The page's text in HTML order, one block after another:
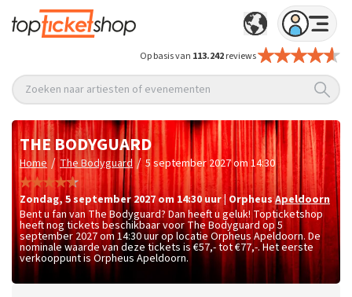
Op basis van 113.242reviews
Zoeken naar artiesten of evenementen
THE BODYGUARD
Home / The Bodyguard / 5 september 2027 om 14:30
zondag,5 september 2027 om 14:30 uur| OrpheusApeldoorn
Bent u fan van The Bodyguard? Dan heeft u geluk! Topticketshop
heeft nog tickets beschikbaar voor The Bodyguard op 5
september 2027 om 14:30 uur op locatie Orpheus Apeldoorn. De
nominale waarde van deze tickets is€57,- tot €77,-. Het eerste
verkooppunt is Orpheus Apeldoorn.